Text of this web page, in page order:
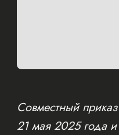
Совместный
21 мая 2025 года и